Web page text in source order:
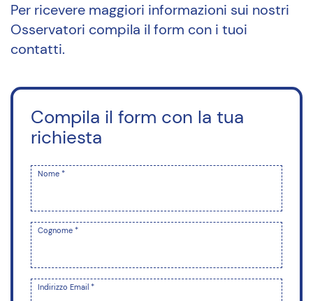
Per ricevere maggiori informazioni sui nostri
Osservatori compila il form con i tuoi
contatti.
Compila il form con la tua
richiesta
Nome *
Cognome *
Indirizzo Email *